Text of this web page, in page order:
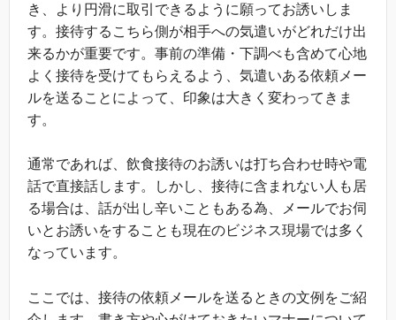
き、より円滑に取引できるように願ってお誘いしま
す。接待するこちら側が相手への気遣いがどれだけ出
来るかが重要です。事前の準備・下調べも含めて心地
よく接待を受けてもらえるよう、気遣いある依頼メー
ルを送ることによって、印象は大きく変わってきま
す。
通常であれば、飲食接待のお誘いは打ち合わせ時や電
話で直接話します。しかし、接待に含まれない人も居
る場合は、話が出し辛いこともある為、メールでお伺
いとお誘いをすることも現在のビジネス現場では多く
なっています。
ここでは、接待の依頼メールを送るときの文例をご紹